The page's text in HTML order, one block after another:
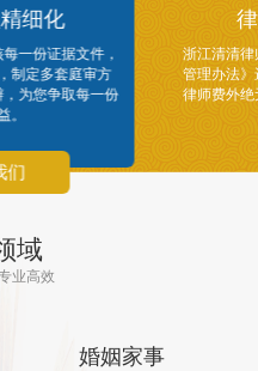
细化
一份证据文件，
制定多套庭审方
为您争取每一份
。
们
浙江清清
管理办法
律师费外
域
业高效
婚姻家事